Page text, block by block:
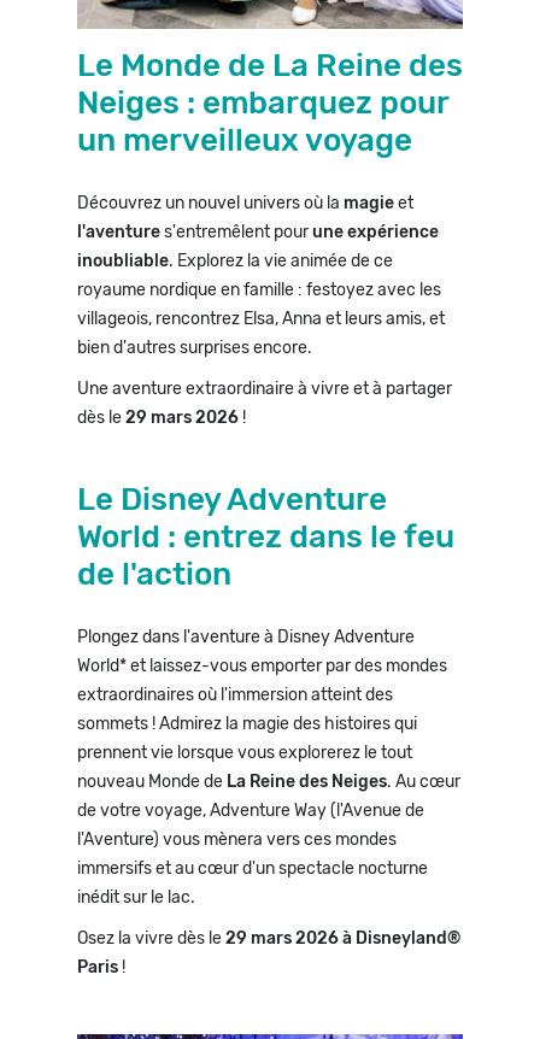
Le Monde de La Reine des
Neiges : embarquez pour
un merveilleux voyage
Découvrez un nouvel univers où la magieet
l'aventures'entremêlent pourune expérience
inoubliable. Explorez la vie animée de ce
royaume nordique en famille : festoyez avec les
villageois, rencontrez Elsa, Anna et leurs amis, et
bien d'autres surprises encore.
Une aventure extraordinaire à vivre et à partager
dès le29 mars 2026 !
Le Disney Adventure
World : entrez dans le feu
de l'action
Plongez dans l'aventure à Disney Adventure
World* et laissez-vous emporter par des mondes
extraordinaires où l'immersion atteint des
sommets ! Admirez la magie des histoires qui
prennent vie lorsque vous explorerez le tout
nouveau Monde de La Reine des Neiges. Au cœur
de votre voyage, Adventure Way (l'Avenue de
l'Aventure) vous mènera vers ces mondes
immersifs et au cœur d'un spectacle nocturne
inédit sur le lac.
Osez la vivre dès le29 mars 2026à Disneyland®
Paris !